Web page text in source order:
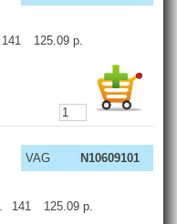
141 125.09 р.
VAG
N10609101
141 125.09 р.